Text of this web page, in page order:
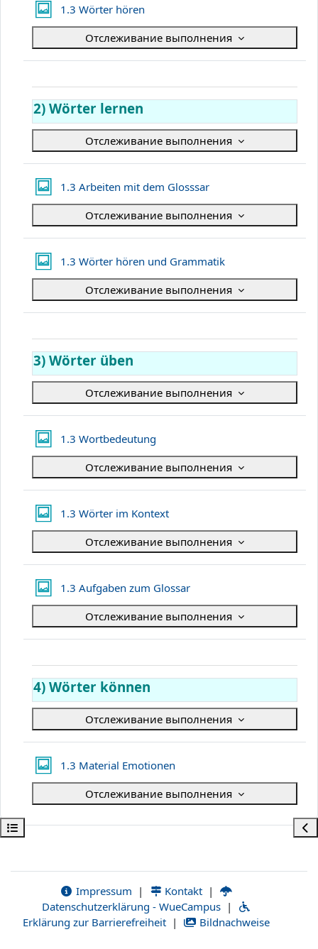
Открыть оглавление курса
1.3 Wörter hören
Отслеживание выполнения
Отслеживание выполнения
2) Wörter lernen
1.3 Arbeiten mit dem GlosssarГалерея Lightbox
Отслеживание выполнения
1.3 Wörter hören und GrammatikГалерея Lightbox
Отслеживание выполнения
Отслеживание выполнения
3) Wörter üben
1.3 Wortbedeutung
Отслеживание выполнения
1.3 Wörter im KontextГалерея Lightbox
Отслеживание выполнения
1.3 Aufgaben zum GlossarГалерея Lightbox
Отслеживание выполнения
Отслеживание выполнения
4) Wörter können
1.3 Material Emotionen
Отслеживание выполнения
Impressum | Kontakt |
Datenschutzerklärung - WueCampus |
Erklärung zur Barrierefreiheit | Bildnachweise